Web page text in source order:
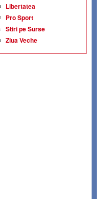
Libertatea
Pro Sport
Stiri pe Surse
Ziua Veche